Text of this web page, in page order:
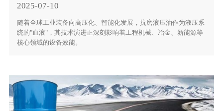
2025-07-10
随着全球工业装备向高压化、智能化发展，抗磨液压油作为液压系
统的"血液"，其技术演进正深刻影响着工程机械、冶金、新能源等
核心领域的设备效能。